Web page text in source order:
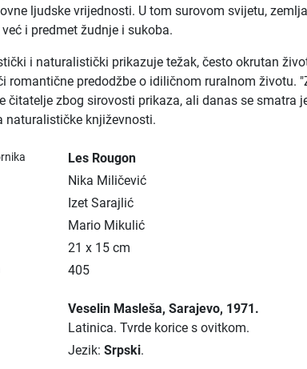
ljudske vrijednosti. U tom surovom svijetu,
i predmet žudnje i sukoba.
i naturalistički prikazuje težak, često okrutan
romantične predodžbe o idiličnom ruralnom životu.
čitatelje zbog sirovosti prikaza, ali danas se smatra
naturalističke književnosti.
Les Rougon
Nika Miličević
Izet Sarajlić
Mario Mikulić
21 x 15 cm
405
Veselin Masleša, Sarajevo, 1971.
Latinica. Tvrde korice s ovitkom.
Jezik: Srpski.